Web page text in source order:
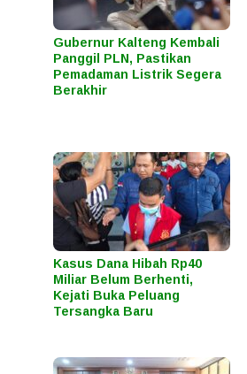
Gubernur Kalteng Kembali
Panggil PLN, Pastikan
Pemadaman Listrik Segera
Berakhir
Kasus Dana Hibah Rp40
Miliar Belum Berhenti,
Kejati Buka Peluang
Tersangka Baru